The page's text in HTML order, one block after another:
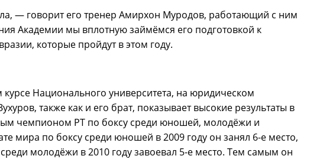
— говорит его тренер Амирхон Муродов, работающий с ним
Академии мы вплотную займёмся его подготовкой к
которые пройдут в этом году.
курсе Национального университета, на юридическом
также как и его брат, показывает высокие результаты в
чемпионом РТ по боксу среди юношей, молодёжи и
мира по боксу среди юношей в 2009 году он занял 6-е место,
молодёжи в 2010 году завоевал 5-е место. Тем самым он